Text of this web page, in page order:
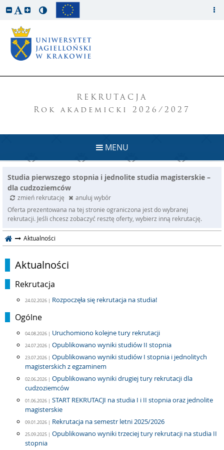
REKRUTACJA
Rok akademicki 2026/2027
MENU
Studia pierwszego stopnia i jednolite studia magisterskie –
dla cudzoziemców
zmień rekrutację
anuluj wybór
Oferta prezentowana na tej stronie ograniczona jest do wybranej
rekrutacji. Jeśli chcesz zobaczyć resztę oferty, wybierz inną rekrutację.
Aktualności
Aktualności
Rekrutacja
24.02.2026 | Rozpoczęła się rekrutacja na studia!
Ogólne
04.08.2026 | Uruchomiono kolejne tury rekrutacji
24.07.2026 | Opublikowano wyniki studiów II stopnia
23.07.2026 | Opublikowano wyniki studiów I stopnia i jednolitych
magisterskich z egzaminem
02.06.2026 | Opublikowano wyniki drugiej tury rekrutacji dla
cudzoziemców
01.06.2026 | START REKRUTACJI na studia I i II stopnia oraz jednolite
magisterskie
09.01.2026 | Rekrutacja na semestr letni 2025/2026
25.09.2025 | Opublikowano wyniki trzeciej tury rekrutacji na studia II
stopnia